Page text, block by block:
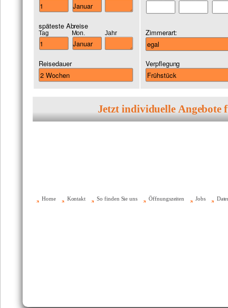
späteste Abreise
Tag Mon. Jahr
Reisedauer
Zimmerart:
Verpflegung
Home Kontakt So finden Sie uns Öffnungszeiten Jobs